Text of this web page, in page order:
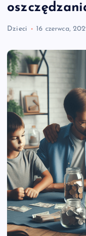
Dzieci 16 czerwca,